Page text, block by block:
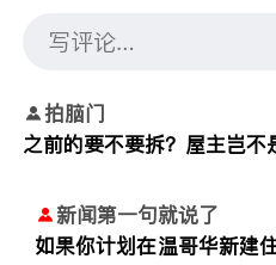
拍脑门
之前的要不要拆？屋主岂不
新闻第一句就说了
如果你计划在温哥华新建